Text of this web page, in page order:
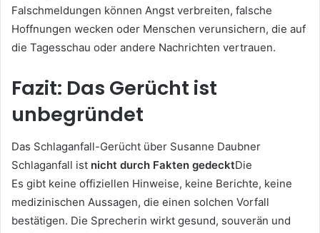
Falschmeldungen können Angst verbreiten, falsche
Hoffnungen wecken oder Menschen verunsichern, die auf
die Tagesschau oder andere Nachrichten vertrauen.
Fazit: Das Gerücht ist
unbegründet
Das Schlaganfall-Gerücht über Susanne Daubner
Schlaganfall ist nicht durch Fakten gedecktDie
Es gibt keine offiziellen Hinweise, keine Berichte, keine
medizinischen Aussagen, die einen solchen Vorfall
bestätigen. Die Sprecherin wirkt gesund, souverän und